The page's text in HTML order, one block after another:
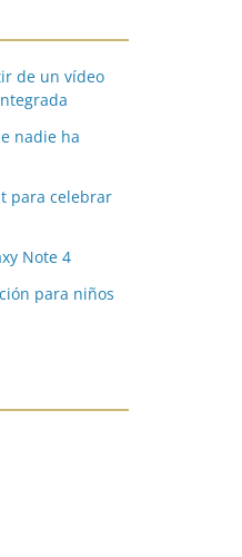
de un vídeo
nadie ha
para celebrar
Note 4
para niños